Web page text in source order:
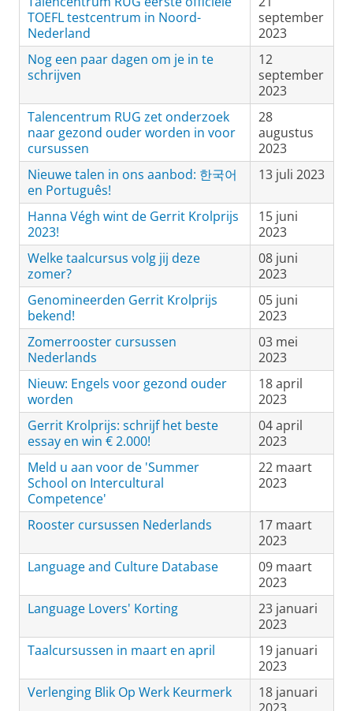
TOEFL testcentrum in Noord-
Nederland
september
2023
Nog een paar dagen om je in te
schrijven
12
september
2023
Talencentrum RUG zet onderzoek
naar gezond ouder worden in voor
cursussen
28
augustus
2023
Nieuwe talen in ons aanbod: 한국어
en Português!
13 juli 2023
Hanna Végh wint de Gerrit Krolprijs
2023!
15 juni
2023
Welke taalcursus volg jij deze
zomer?
08 juni
2023
Genomineerden Gerrit Krolprijs
bekend!
05 juni
2023
Zomerrooster cursussen
Nederlands
03 mei
2023
Nieuw: Engels voor gezond ouder
worden
18 april
2023
Gerrit Krolprijs: schrijf het beste
essay en win € 2.000!
04 april
2023
Meld u aan voor de 'Summer
School on Intercultural
Competence'
22 maart
2023
Rooster cursussen Nederlands
17 maart
2023
Language and Culture Database
09 maart
2023
Language Lovers' Korting
23 januari
2023
Taalcursussen in maart en april
19 januari
2023
Verlenging Blik Op Werk Keurmerk
18 januari